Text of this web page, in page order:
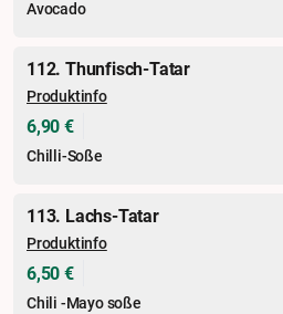
Avocado
112. Thunfisch-Tatar
Produktinfo
6,90 €
Chilli-Soße
113. Lachs-Tatar
Produktinfo
6,50 €
Chili -Mayo soße